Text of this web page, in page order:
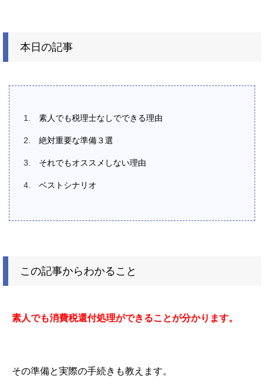
本日の記事
素人でも税理士なしでできる理由
絶対重要な準備３選
それでもオススメしない理由
ベストシナリオ
この記事からわかること
素人でも消費税還付処理ができることが分かります。
その準備と実際の手続きも教えます。